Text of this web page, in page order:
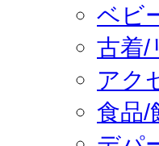
ベビ
古着/
アク
食品/